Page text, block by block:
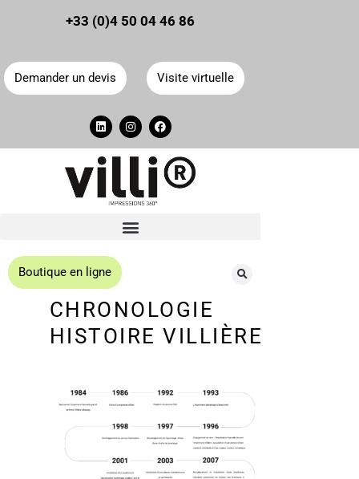
Panneau de gestion des cookies
+33 (0)4 50 04 46 86
Demander un devis Visite virtuelle
Boutique en ligne
CHRONOLOGIE
HISTOIRE VILLIÈRE